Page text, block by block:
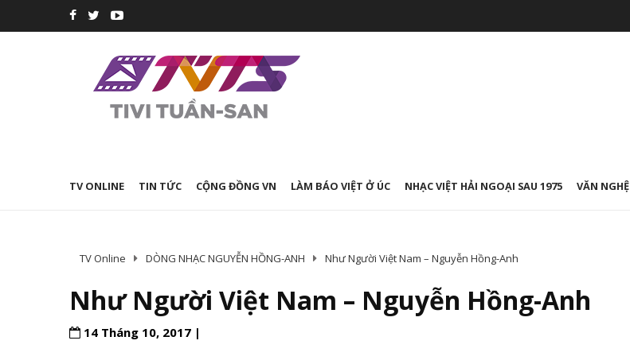
TV ONLINE TIN TỨC CỘNG ĐỒNG VN LÀM BÁO VIỆT Ở ÚC NHẠC VIỆT HẢI NGOẠI SAU 1975 VĂN NGHỆ
TV Online DÒNG NHẠC NGUYỄN HỒNG-ANH Như Người Việt Nam – Nguyễn Hồng-Anh
Như Người Việt Nam – Nguyễn Hồng-Anh
14 Tháng 10, 2017 |